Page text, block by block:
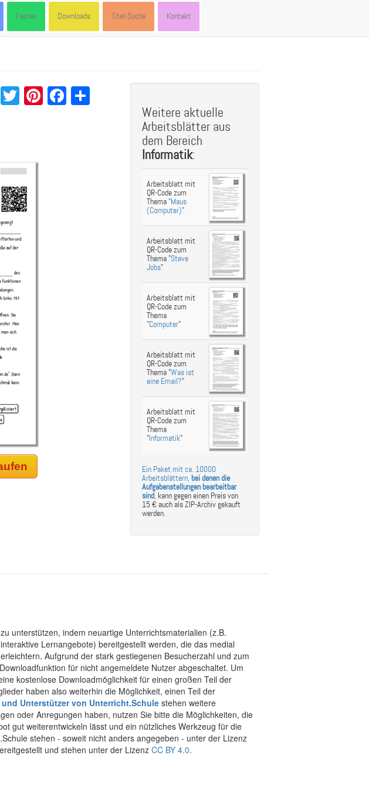
Fächer Downloads Titel-Suche Kontakt
WhatsApp
Twitter
Pinterest
Facebook
Share
Weitere aktuelle
Arbeitsblätter aus
dem Bereich
Informatik:
Arbeitsblatt mit
QR-Code zum
Thema "Maus
(Computer)"
Arbeitsblatt mit
QR-Code zum
Thema "Steve
Jobs"
Arbeitsblatt mit
QR-Code zum
Thema
"Computer"
Arbeitsblatt mit
QR-Code zum
Thema "Was ist
eine Email?"
Arbeitsblatt mit
QR-Code zum
Thema
"Informatik"
Ein Paket mit ca. 10000
Arbeitsblättern, bei denen die
Aufgabenstellungen bearbeitbar
sind, kann gegen einen Preis von
15 € auch als ZIP-Archiv gekauft
werden.
unterstützen, indem neuartige Unterrichtsmaterialien (z.B.
Lernangebote) bereitgestellt werden, die das medial
Aufgrund der stark gestiegenen Besucherzahl und zum
für nicht angemeldete Nutzer abgeschaltet. Um
kostenlose Downloadmöglichkeit für einen großen Teil der
haben also weiterhin die Möglichkeit, einen Teil der
Unterstützer von Unterricht.Schule stehen weitere
oder Anregungen haben, nutzen Sie bitte die Möglichkeiten, die
gut weiterentwickeln lässt und ein nützliches Werkzeug für die
stehen - soweit nicht anders angegeben - unter der Lizenz
und stehen unter der Lizenz CC BY 4.0.